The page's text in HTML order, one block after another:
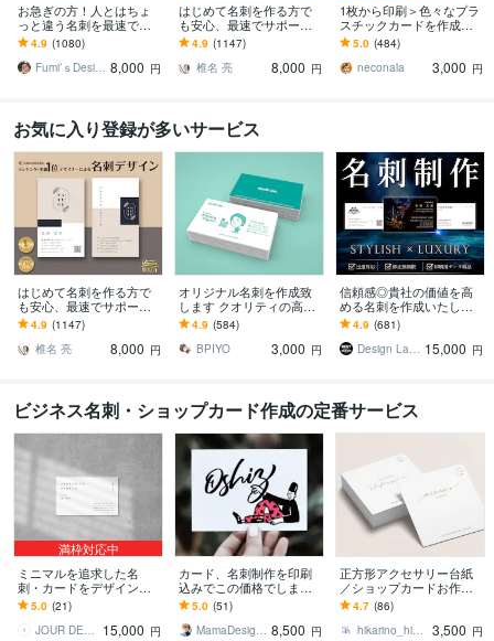
お急ぎの方！人とはちょ
っと違う名刺を最速で作
ります あなただけのオリ
ジナル名刺を！翌日まで
にデザイン作成します！
4.9 (1080)
Fumi’ｓDesign 8,000 円
はじめて名刺を作る方で
も安心、最速でサポート
します 名刺デザイン実績
最多のプロデザイナーが
デザインいたします!
4.9 (1147)
椎名 亮
8,000 円
1枚から印刷＞色々なプラ
スチックカードを作成し
ます 認定証・学生証・社
員証・クレドなどクレカ
サイズのカードに印刷
5.0 (484)
neconala
3,000 円
お気に入り登録が多いサービス
はじめて名刺を作る方で
も安心、最速でサポート
します 名刺デザイン実績
最多のプロデザイナーが
デザインいたします!
4.9 (1147)
椎名 亮
8,000 円
オリジナル名刺を作成致
します クオリティの高い
素敵な名刺デザインを
4.9 (584)
BPIYO
3,000 円
信頼感◎貴社の価値を高
める名刺を作成いたしま
す 修正回数無制限◇スタ
イリッシュ＆高級感で魅
せるモダンデザイン
4.9 (681)
Design Lab｜名刺・地図・印刷物 15,000 円
ビジネス名刺・ショップカード作成の定番サービス
満枠対応中
ミニマルを追求した名
刺・カードをデザインい
たします ブランド感のあ
る洗練された上質さをお
求めの方に
5.0 (21)
JOUR DESIGN
15,000 円
カード、名刺制作を印刷
込みでこの価格でします
リピーター様も大歓迎！
あなたの活動、応援しま
す。
5.0 (51)
MamaDesignLAB 8,500 円
正方形アクセサリー台紙
／ショップカードお作り
します 送料無料で、完成
品をお手元までお送りし
ます(※データ譲渡なし
4.7 (86)
hikarino_hibiki【稼働中】
3,500 円